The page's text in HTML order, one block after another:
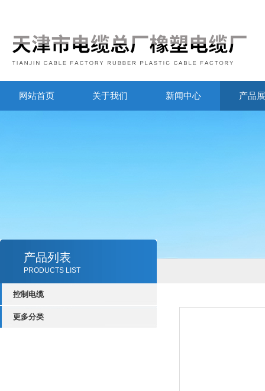
网站首页 关于我们 新闻中心 产品
产品列表
PRODUCTS LIST
控制电缆
更多分类